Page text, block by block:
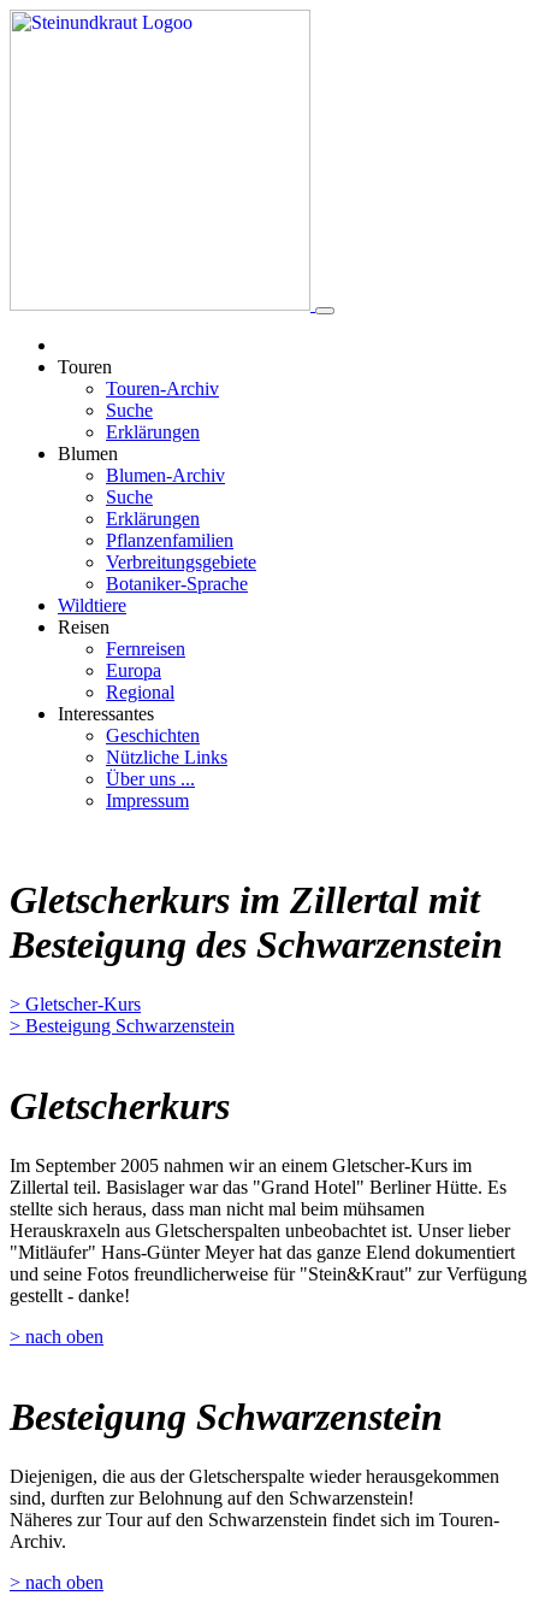
Touren
Touren-Archiv
Suche
Erklärungen
Blumen
Blumen-Archiv
Suche
Erklärungen
Pflanzenfamilien
Verbreitungsgebiete
Botaniker-Sprache
Wildtiere
Reisen
Fernreisen
Europa
Regional
Interessantes
Geschichten
Nützliche Links
Über uns ...
Impressum
Gletscherkurs im Zillertal mit
Besteigung des Schwarzenstein
> Gletscher-Kurs
> Besteigung Schwarzenstein
Gletscherkurs
Im September 2005 nahmen wir an einem Gletscher-Kurs im
Zillertal teil. Basislager war das "Grand Hotel" Berliner Hütte. Es
stellte sich heraus, dass man nicht mal beim mühsamen
Herauskraxeln aus Gletscherspalten unbeobachtet ist. Unser lieber
"Mitläufer" Hans-Günter Meyer hat das ganze Elend dokumentiert
und seine Fotos freundlicherweise für "Stein&Kraut" zur Verfügung
gestellt - danke!
> nach oben
Besteigung Schwarzenstein
Diejenigen, die aus der Gletscherspalte wieder herausgekommen
sind, durften zur Belohnung auf den Schwarzenstein!
Näheres zur Tour auf den Schwarzenstein findet sich im Touren-
Archiv.
> nach oben